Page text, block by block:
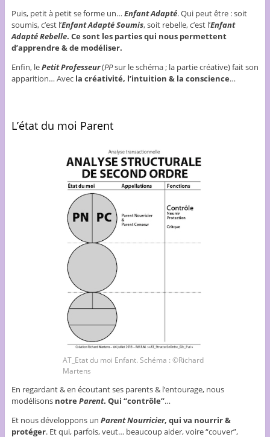
Puis, petit à petit se forme un… Enfant Adapté. Qui peut être : soit
soumis, c’est l’Enfant Adapté Soumis, soit rebelle, c’est l’Enfant
Adapté Rebelle. Ce sont les parties qui nous permettent
d’apprendre & de modéliser.
Enfin, lePetit Professeur(PPsur le schéma ; la partie créative) fait son
apparition… Avec la créativité, l’intuition & la conscience…
L’état du moi Parent
AT_Etat du moi Enfant. Schéma : ©Richard
Martens
En regardant & en écoutant ses parents & l’entourage, nous
modélisons notre Parent. Qui “contrôle”…
Et nous développons un Parent Nourricier, qui va nourrir &
protéger. Et qui, parfois, veut… beaucoup aider, voire “couver”,